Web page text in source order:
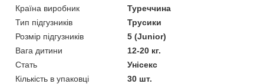
Країна виробник
Туреччина
Тип підгузників
Трусики
Розмір підгузників
5 (Junior)
Вага дитини
12-20 кг.
Стать
Унісекс
Кількість в упаковці
30 шт.